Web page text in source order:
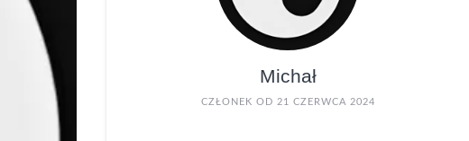
Michał
CZŁONEK OD 21 CZERWCA 2024